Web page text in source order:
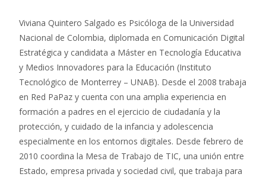
Viviana Quintero Salgado es Psicóloga de la Universidad
Nacional de Colombia, diplomada en Comunicación Digital
Estratégica y candidata a Máster en Tecnología Educativa
y Medios Innovadores para la Educación (Instituto
Tecnológico de Monterrey – UNAB). Desde el 2008 trabaja
en Red PaPaz y cuenta con una amplia experiencia en
formación a padres en el ejercicio de ciudadanía y la
protección, y cuidado de la infancia y adolescencia
especialmente en los entornos digitales. Desde febrero de
2010 coordina la Mesa de Trabajo de TIC, una unión entre
Estado, empresa privada y sociedad civil, que trabaja para